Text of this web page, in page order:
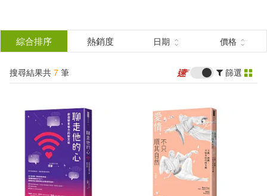
結
分類 (單選)
所有商品(7) 圖書(4)
電子書(3)
作者 (可複選)
綜合排序 熱銷度 日期 價格
搜尋結果共 7 筆 篩選